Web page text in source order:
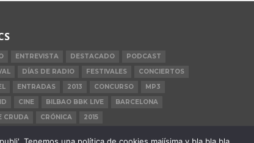
ENTREVISTA DESTACADO
PODCAST
DÍAS DE RADIO FESTIVALES
CONCIERTOS
ENTRADAS 2013 CONCURSO
MP3
CINE BILBAO BBK LIVE
BARCELONA
CRUDA
CRÓNICA 2015